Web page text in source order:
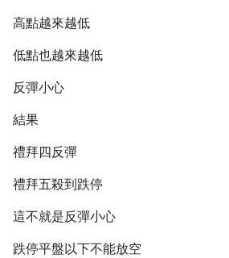
高點越來越低
低點也越來越低
反彈小心
結果
禮拜四反彈
禮拜五殺到跌停
這不就是反彈小心
跌停平盤以下不能放空